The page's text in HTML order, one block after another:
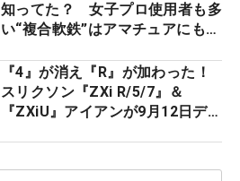
知ってた？ 女子プロ使用者も多
い“複合軟鉄”はアマチュアにもオ
『4』が消え『R』が加わった！
スリクソン『ZXi R/5/7』＆
『ZXiU』アイアンが9月12日デ